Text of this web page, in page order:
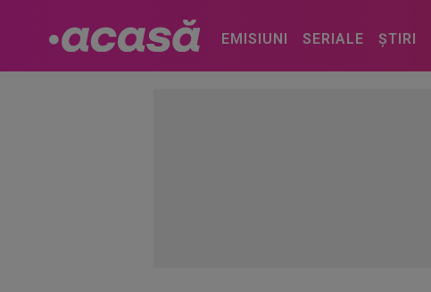
EMISIUNI SERIALE ȘTIRI